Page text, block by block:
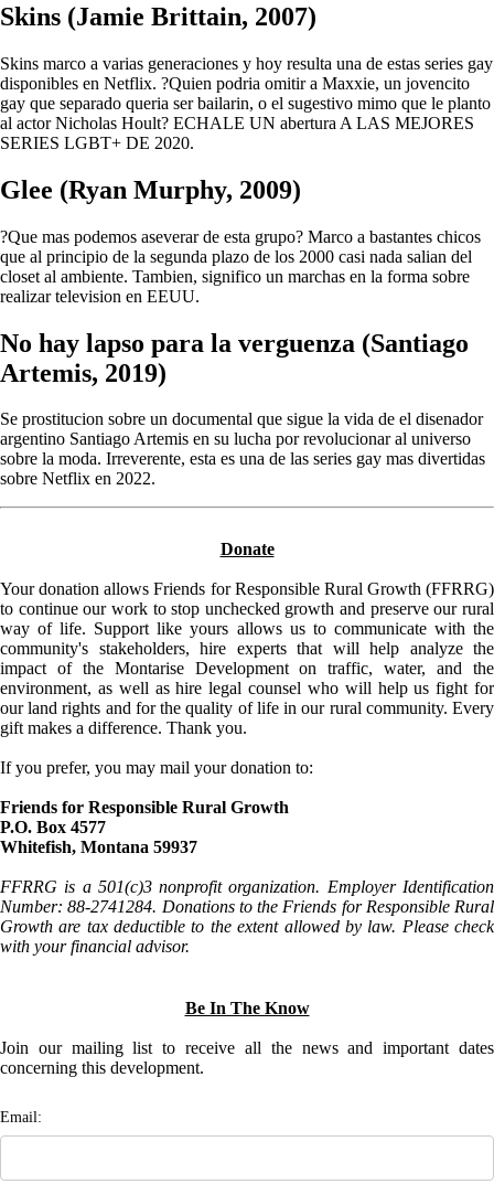
Skins (Jamie Brittain, 2007)
Skins marco a varias generaciones y hoy resulta una de estas series gay
disponibles en Netflix. ?Quien podria omitir a Maxxie, un jovencito
gay que separado queria ser bailarin, o el sugestivo mimo que le planto
al actor Nicholas Hoult? ECHALE UN abertura A LAS MEJORES
SERIES LGBT+ DE 2020.
Glee (Ryan Murphy, 2009)
?Que mas podemos aseverar de esta grupo? Marco a bastantes chicos
que al principio de la segunda plazo de los 2000 casi nada salian del
closet al ambiente. Tambien, significo un marchas en la forma sobre
realizar television en EEUU.
No hay lapso para la verguenza (Santiago
Artemis, 2019)
Se prostitucion sobre un documental que sigue la vida de el disenador
argentino Santiago Artemis en su lucha por revolucionar al universo
sobre la moda. Irreverente, esta es una de las series gay mas divertidas
sobre Netflix en 2022.
Donate
Your donation allows Friends for Responsible Rural Growth (FFRRG)
to continue our work to stop unchecked growth and preserve our rural
way of life. Support like yours allows us to communicate with the
community's stakeholders, hire experts that will help analyze the
impact of the Montarise Development on traffic, water, and the
environment, as well as hire legal counsel who will help us fight for
our land rights and for the quality of life in our rural community. Every
gift makes a difference. Thank you.
If you prefer, you may mail your donation to:
Friends for Responsible Rural Growth
P.O. Box 4577
Whitefish, Montana 59937
FFRRG is a 501(c)3 nonprofit organization. Employer Identification
Number: 88-2741284. Donations to the Friends for Responsible Rural
Growth are tax deductible to the extent allowed by law. Please check
with your financial advisor.
Be In The Know
Join our mailing list to receive all the news and important dates
concerning this development.
Email: